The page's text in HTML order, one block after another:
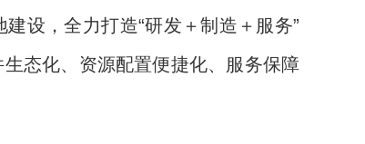
设，全力打造“研发＋制造＋服务”
态化、资源配置便捷化、服务保障